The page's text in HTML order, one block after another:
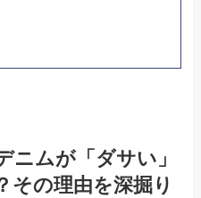
ムが「ダサい」
その理由を深掘り